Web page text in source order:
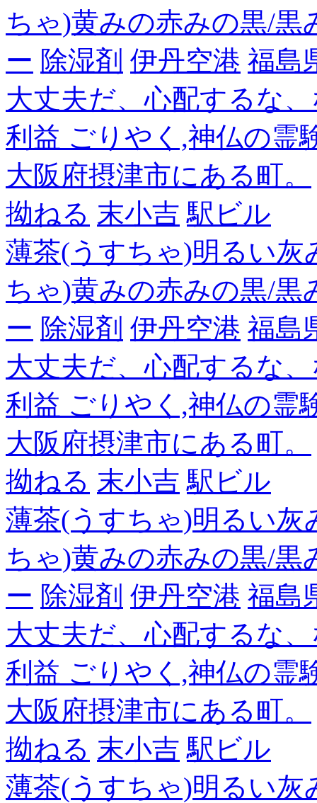
ちゃ)黄みの赤みの黒/黒
ー 除湿剤 伊丹空港 福島
大丈夫だ、心配するな
利益 ごりやく,神仏の霊
大阪府摂津市にある町。
拗ねる 末小吉 駅ビル
薄茶(うすちゃ)明るい灰
ちゃ)黄みの赤みの黒/黒
ー 除湿剤 伊丹空港 福島
大丈夫だ、心配するな
利益 ごりやく,神仏の霊
大阪府摂津市にある町。
拗ねる 末小吉 駅ビル
薄茶(うすちゃ)明るい灰
ちゃ)黄みの赤みの黒/黒
ー 除湿剤 伊丹空港 福島
大丈夫だ、心配するな
利益 ごりやく,神仏の霊
大阪府摂津市にある町。
拗ねる 末小吉 駅ビル
薄茶(うすちゃ)明るい灰